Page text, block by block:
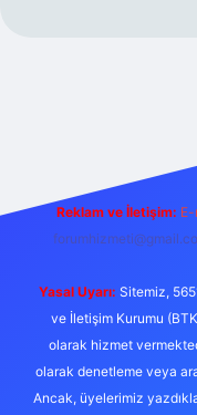
Reklam ve İletişim:
Yasal Uyarı: Sitemiz,
ve İletişim Kurumu
olarak hizmet
olarak denetleme veya
Ancak, üyelerimiz